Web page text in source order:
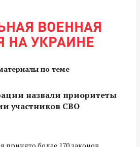
ВОЕННАЯ
НА УКРАИНЕ
по теме
назвали приоритеты
участников СВО